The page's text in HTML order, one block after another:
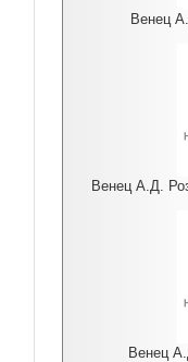
Венец
Венец А.Д.
Венец